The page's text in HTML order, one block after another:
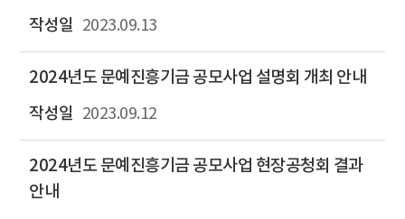
2023.09.13
2024년도 문예진흥기금 공모사업 설명회 개최 안내
2023.09.12
2024년도 문예진흥기금 공모사업 현장공청회 결과
안내